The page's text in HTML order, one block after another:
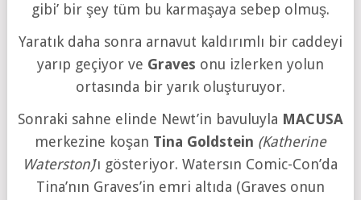
gibi’ bir şey tüm bu karmaşaya sebep olmuş.
Yaratık daha sonra arnavut kaldırımlı bir caddeyi
yarıp geçiyor ve Graves onu izlerken yolun
ortasında bir yarık oluşturuyor.
Sonraki sahne elinde Newt’in bavuluyla MACUSA
merkezine koşan Tina Goldstein (Katherine
Waterston)’ı gösteriyor. Watersın Comic-Con’da
Tina’nın Graves’in emri altıda (Graves onun